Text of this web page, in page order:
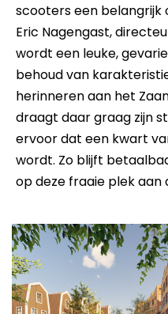
scooters een belangrijk
Eric Nagengast,
wordt een leuke,
behoud van
herinneren aan het
draagt daar graag zijn
ervoor dat een kwart
wordt. Zo blijft
op deze fraaie plek aan